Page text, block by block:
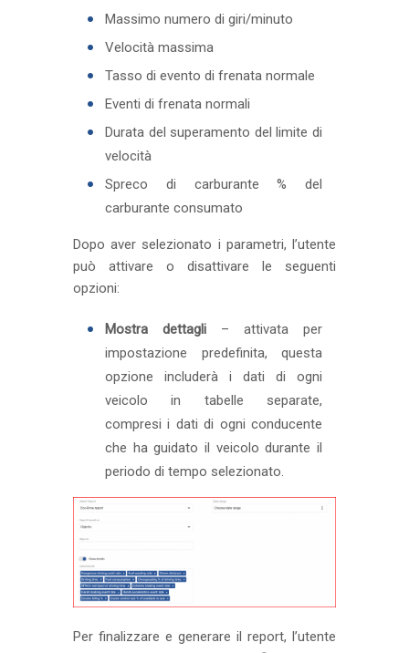
Massimo numero di giri/minuto
Velocità massima
Tasso di evento di frenata normale
Eventi di frenata normali
Durata del superamento del limite di
velocità
Spreco di carburante % del
carburante consumato
Dopo aver selezionato i parametri, l’utente
può attivare o disattivare le seguenti
opzioni:
Mostra dettagli – attivata per
impostazione predefinita, questa
opzione includerà i dati di ogni
veicolo in tabelle separate,
compresi i dati di ogni conducente
che ha guidato il veicolo durante il
periodo di tempo selezionato.
Per finalizzare e generare il report, l’utente